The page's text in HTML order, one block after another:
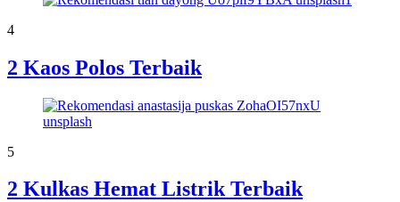
4
2 Kaos Polos Terbaik
5
2 Kulkas Hemat Listrik Terbaik